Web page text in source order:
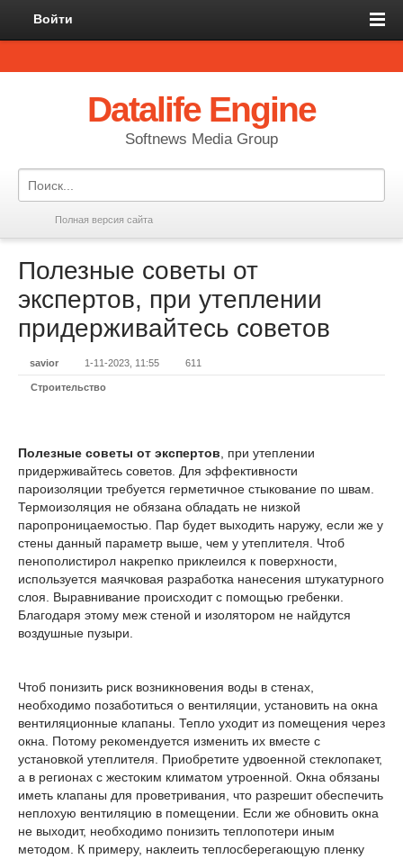
Войти
Datalife Engine
Softnews Media Group
Полная версия сайта
Полезные советы от
экспертов, при утеплении
придерживайтесь советов
savior 1-11-2023, 11:55 611
Строительство
Полезные советы от экспертов , при утеплении
придерживайтесь советов. Для эффективности
пароизоляции требуется герметичное стыкование по швам.
Термоизоляция не обязана обладать не низкой
паропроницаемостью. Пар будет выходить наружу, если же у
стены данный параметр выше, чем у утеплителя. Чтоб
пенополистирол накрепко приклеился к поверхности,
используется маячковая разработка нанесения штукатурного
слоя. Выравнивание происходит с помощью гребенки.
Благодаря этому меж стеной и изолятором не найдутся
воздушные пузыри.
Чтоб понизить риск возникновения воды в стенах,
необходимо позаботиться о вентиляции, установить на окна
вентиляционные клапаны. Тепло уходит из помещения через
окна. Потому рекомендуется изменить их вместе с
установкой утеплителя. Приобретите удвоенной стеклопакет,
а в регионах с жестоким климатом утроенной. Окна обязаны
иметь клапаны для проветривания, что разрешит обеспечить
неплохую вентиляцию в помещении. Если же обновить окна
не выходит, необходимо понизить теплопотери иным
методом. К примеру, наклеить теплосберегающую пленку